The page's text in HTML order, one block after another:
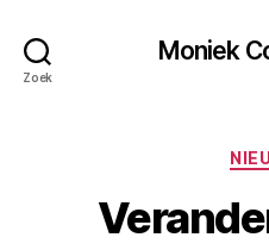
Zoek
Moniek